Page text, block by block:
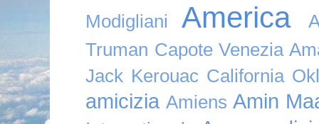
Modigliani
America
Truman Capote Venezia
Jack Kerouac California
amicizia Amiens Amin